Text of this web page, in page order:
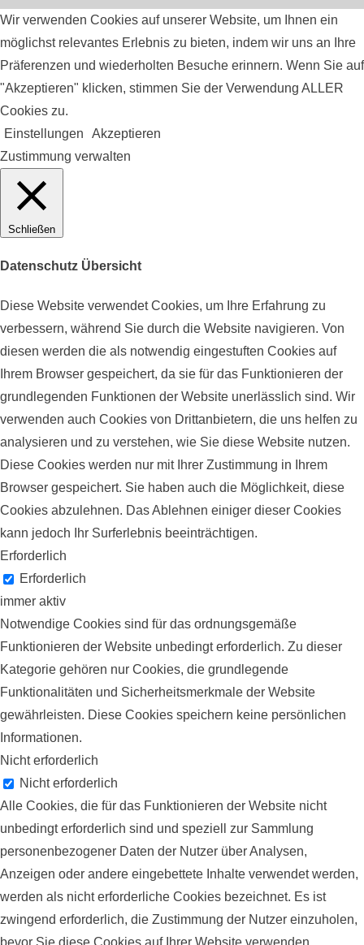
Wir verwenden Cookies auf unserer Website, um Ihnen ein
möglichst relevantes Erlebnis zu bieten, indem wir uns an Ihre
Präferenzen und wiederholten Besuche erinnern. Wenn Sie auf
"Akzeptieren" klicken, stimmen Sie der Verwendung ALLER
Cookies zu.
Einstellungen
Akzeptieren
Zustimmung verwalten
Schließen
Datenschutz Übersicht
Diese Website verwendet Cookies, um Ihre Erfahrung zu
verbessern, während Sie durch die Website navigieren. Von
diesen werden die als notwendig eingestuften Cookies auf
Ihrem Browser gespeichert, da sie für das Funktionieren der
grundlegenden Funktionen der Website unerlässlich sind. Wir
verwenden auch Cookies von Drittanbietern, die uns helfen zu
analysieren und zu verstehen, wie Sie diese Website nutzen.
Diese Cookies werden nur mit Ihrer Zustimmung in Ihrem
Browser gespeichert. Sie haben auch die Möglichkeit, diese
Cookies abzulehnen. Das Ablehnen einiger dieser Cookies
kann jedoch Ihr Surferlebnis beeinträchtigen.
Erforderlich
Erforderlich
immer aktiv
Notwendige Cookies sind für das ordnungsgemäße
Funktionieren der Website unbedingt erforderlich. Zu dieser
Kategorie gehören nur Cookies, die grundlegende
Funktionalitäten und Sicherheitsmerkmale der Website
gewährleisten. Diese Cookies speichern keine persönlichen
Informationen.
Nicht erforderlich
Nicht erforderlich
Alle Cookies, die für das Funktionieren der Website nicht
unbedingt erforderlich sind und speziell zur Sammlung
personenbezogener Daten der Nutzer über Analysen,
Anzeigen oder andere eingebettete Inhalte verwendet werden,
werden als nicht erforderliche Cookies bezeichnet. Es ist
zwingend erforderlich, die Zustimmung der Nutzer einzuholen,